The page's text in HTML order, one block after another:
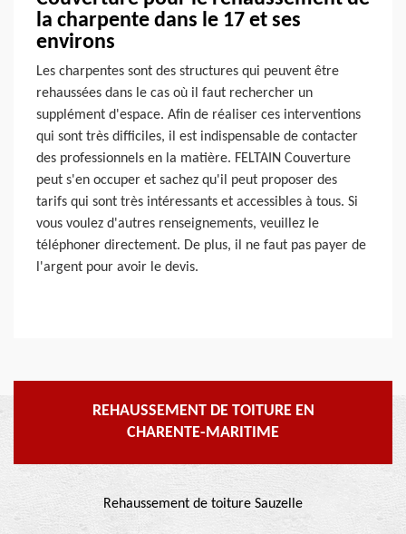
la charpente dans le 17 et ses
environs
Les charpentes sont des structures qui peuvent être
rehaussées dans le cas où il faut rechercher un
supplément d'espace. Afin de réaliser ces interventions
qui sont très difficiles, il est indispensable de contacter
des professionnels en la matière. FELTAIN Couverture
peut s'en occuper et sachez qu'il peut proposer des
tarifs qui sont très intéressants et accessibles à tous. Si
vous voulez d'autres renseignements, veuillez le
téléphoner directement. De plus, il ne faut pas payer de
l'argent pour avoir le devis.
REHAUSSEMENT DE TOITURE EN
CHARENTE-MARITIME
Rehaussement de toiture Sauzelle